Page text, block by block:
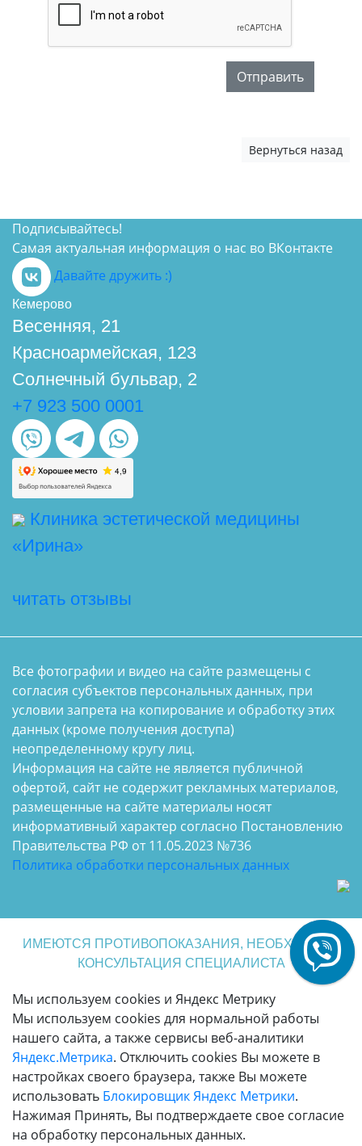
Отправить
Вернуться назад
Подписывайтесь!
Самая актуальная информация о нас во ВКонтакте
Давайте дружить :)
Кемерово
Весенняя, 21
Красноармейская, 123
Солнечный бульвар, 2
+7 923 500 0001
Клиника эстетической медицины
«Ирина»
читать отзывы
Все фотографии и видео на сайте размещены с
согласия субъектов персональных данных, при
условии запрета на копирование и обработку этих
данных (кроме получения доступа)
неопределенному кругу лиц.
Информация на сайте не является публичной
офертой, сайт не содержит рекламных материалов,
размещенные на сайте материалы носят
информативный характер согласно Постановлению
Правительства РФ от 11.05.2023 №736
Политика обработки персональных данных
ИМЕЮТСЯ ПРОТИВОПОКАЗАНИЯ, НЕОБХОДИМА
КОНСУЛЬТАЦИЯ СПЕЦИАЛИСТА
Мы используем cookies и Яндекс Метрику
Мы используем cookies для нормальной работы
нашего сайта, а также сервисы веб-аналитики
Яндекс.Метрика. Отключить cookies Вы можете в
настройках своего браузера, также Вы можете
использовать Блокировщик Яндекс Метрики.
Нажимая Принять, Вы подтверждаете свое согласие
на обработку персональных данных.